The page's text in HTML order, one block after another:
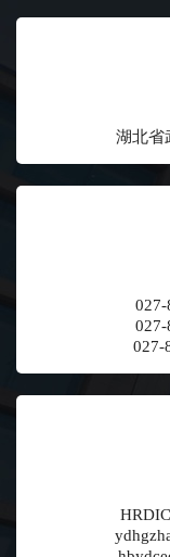
湖北省
027-
027-
027-